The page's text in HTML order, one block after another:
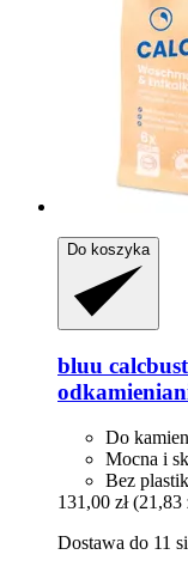
Do koszyka
bluu
Do
Mocna i
Bez
131,00 zł (21,83
Dostawa do 11